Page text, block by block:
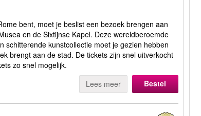
bent, moet je beslist een bezoek brengen aan
en de Sixtijnse Kapel. Deze wereldberoemde
schitterende kunstcollectie moet je gezien hebben
brengt aan de stad. De tickets zijn snel uitverkocht
zo snel mogelijk.
Lees meer Bestel